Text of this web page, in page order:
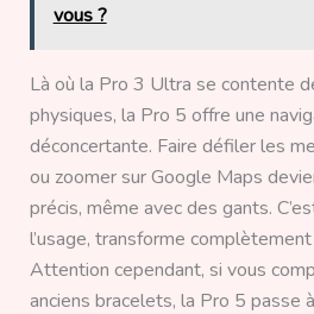
vous ?
Là où la Pro 3 Ultra se contente
physiques, la Pro 5 offre une
déconcertante. Faire défiler les
ou zoomer sur Google Maps
précis, même avec des gants.
l’usage, transforme
Attention cependant, si vous
anciens bracelets, la Pro 5 passe